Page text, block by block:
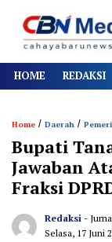
HOME REDAKSI
Home / Daerah /
Bupati
Jawaban
Fraksi
Redaksi -
Selasa, 17 Juni